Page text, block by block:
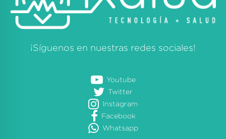
¡Síguenos en nuestras redes sociales!
Youtube
Twitter
Instagram
Facebook
Whatsapp